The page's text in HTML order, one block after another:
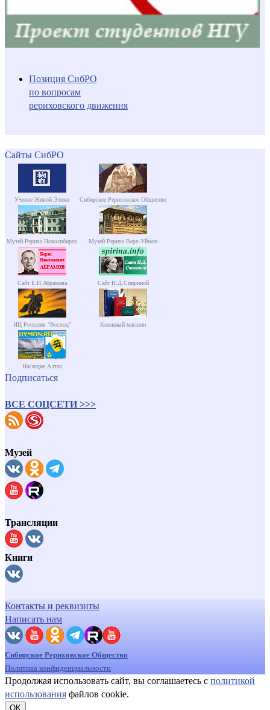
Позиция СибРО
по вопросам
рериховского движения
Сайты СибРО
Учение Живой Этики Сибирское Рериховское Общество
Музей Рериха Новосибирск Музей Рериха Верх-Уймон
Сайт Б.Н.Абрамова Сайт Н.Д.Спириной
ИЦ Россазия "Восход" Книжный магазин
Наследие Алтая
Подписаться
ВСЕ СОЦСЕТИ >>>
Музей
Трансляции
Книги
Контакты и реквизиты
Написать нам
Сибирское Рериховское Общество
Политика конфиденциальности
Продолжая использовать сайт, вы соглашаетесь с политикой
использования файлов cookie.
OK